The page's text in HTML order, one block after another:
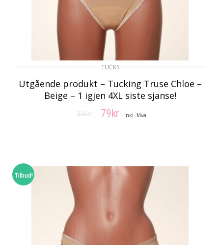
TUCKS
Utgående produkt – Tucking Truse Chloe –
Beige – 1 igjen 4XL siste sjanse!
325kr
Opprinnelig
79kr
Nåværende
inkl. Mva
Tilbud!